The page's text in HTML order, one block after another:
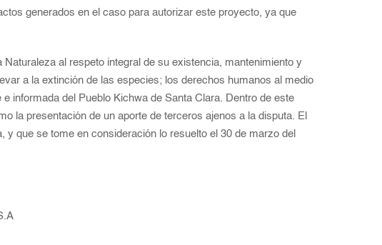
generados en el caso para autorizar este proyecto, ya que
al respeto integral de su existencia, mantenimiento y
a la extinción de las especies; los derechos humanos al medio
informada del Pueblo Kichwa de Santa Clara. Dentro de este
la presentación de un aporte de terceros ajenos a la disputa. El
que se tome en consideración lo resuelto el 30 de marzo del